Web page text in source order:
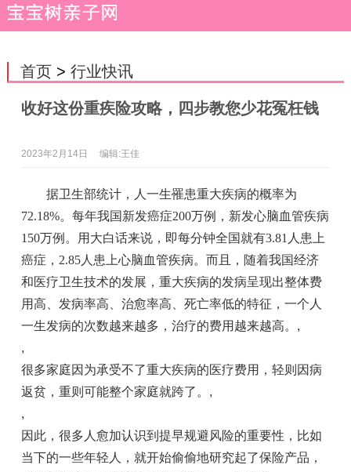
首页> 行业快讯
收好这份重疾险攻略，四步教您少花冤枉钱
2023年2月14日 编辑:王佳
据卫生部统计，人一生罹患重大疾病的概率为
72.18%。每年我国新发癌症200万例，新发心脑血管疾病
150万例。用大白话来说，即每分钟全国就有3.81人患上
癌症，2.85人患上心脑血管疾病。而且，随着我国经济
和医疗卫生技术的发展，重大疾病的发病呈现出整体费
用高、发病率高、治愈率高、死亡率低的特征，一个人
一生发病的次数越来越多，治疗的费用越来越高。 ,
,
很多家庭因为承受不了重大疾病的医疗费用，轻则因病
返贫，重则可能整个家庭就跨了。 ,
,
因此，很多人愈加认识到提早规避风险的重要性，比如
当下的一些年轻人，就开始偷偷地研究起了保险产品，